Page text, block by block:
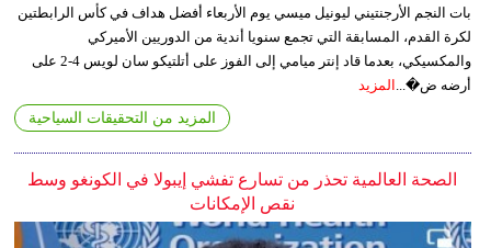
بات النجم الأرجنتيني ليونيل ميسي يوم الأربعاء أفضل هداف في كأس الرابطتين
لكرة القدم، المسابقة التي تجمع سنويا أندية من الدوريين الأميركي
والمكسيكي، بعدما قاد إنتر ميامي إلى الفوز على أتلتيكو سان لويس 4-2 على
أرضه ض�... المزيد
المزيد من التحقيقات السياحية
الصحة العالمية تحذر من تسارع تفشي إيبولا في الكونغو وسط
نقص الإمكانات